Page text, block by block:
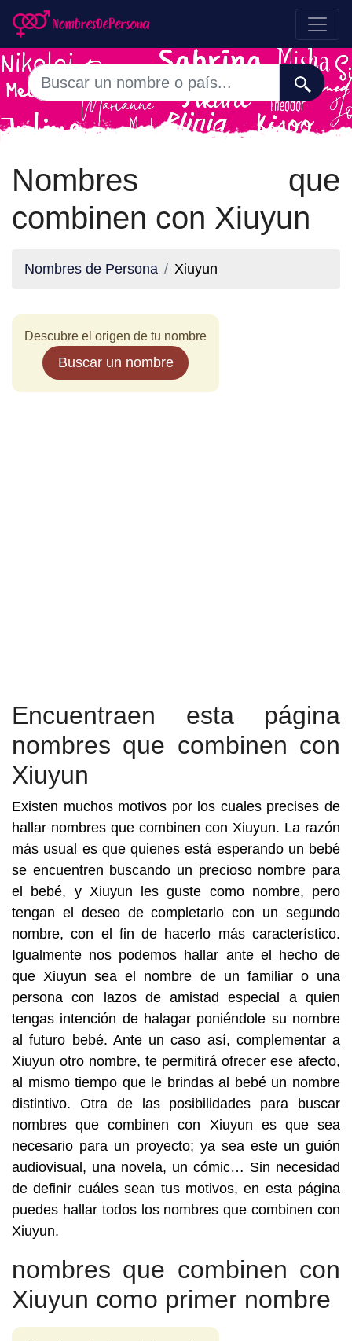
Nombres que
combinen con Xiuyun
Nombres de Persona Xiuyun
Descubre el origen de tu nombre
Buscar un nombre
Encuentraen esta página
nombres que combinen con
Xiuyun
Existen muchos motivos por los cuales precises de
hallar nombres que combinen con Xiuyun. La razón
más usual es que quienes está esperando un bebé
se encuentren buscando un precioso nombre para
el bebé, y Xiuyun les guste como nombre, pero
tengan el deseo de completarlo con un segundo
nombre, con el fin de hacerlo más característico.
Igualmente nos podemos hallar ante el hecho de
que Xiuyun sea el nombre de un familiar o una
persona con lazos de amistad especial a quien
tengas intención de halagar poniéndole su nombre
al futuro bebé. Ante un caso así, complementar a
Xiuyun otro nombre, te permitirá ofrecer ese afecto,
al mismo tiempo que le brindas al bebé un nombre
distintivo. Otra de las posibilidades para buscar
nombres que combinen con Xiuyun es que sea
necesario para un proyecto; ya sea este un guión
audiovisual, una novela, un cómic… Sin necesidad
de definir cuáles sean tus motivos, en esta página
puedes hallar todos los nombres que combinen con
Xiuyun.
nombres que combinen con
Xiuyun como primer nombre